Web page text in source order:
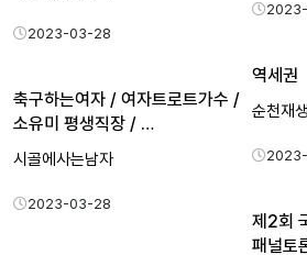
2023-03-28
역세권
순천재
축구하는여자 / 여자트로트가수 /
소유미 평생직장 / …
시골에사는남자
2023-03-28
제2회
패널토